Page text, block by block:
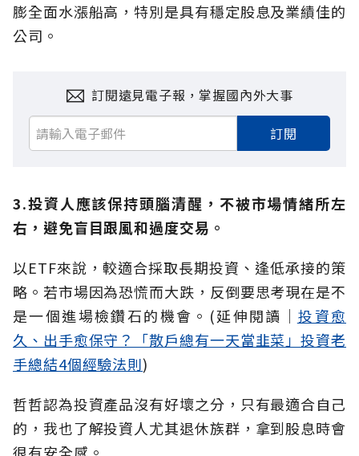
膨全面水漲船高，特別是具有穩定股息及業績佳的
公司。
訂閱遠見電子報，掌握國內外大事
訂閱
3.投資人應該保持頭腦清醒，不被市場情緒所左
右，避免盲目跟風和過度交易。
以ETF來說，較適合採取長期投資、逢低承接的策
略。若市場因為恐慌而大跌，反倒要思考現在是不
是一個進場檢鑽石的機會。(延伸閱讀│ 投資愈
久、出手愈保守？「散戶總有一天當韭菜」投資老
手總結4個經驗法則)
哲哲認為投資產品沒有好壞之分，只有最適合自己
的，我也了解投資人尤其退休族群，拿到股息時會